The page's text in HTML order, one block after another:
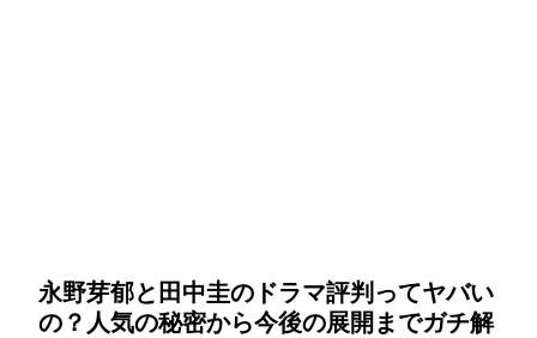
永野芽郁と田中圭のドラマ評判ってヤバい
の？人気の秘密から今後の展開までガチ解